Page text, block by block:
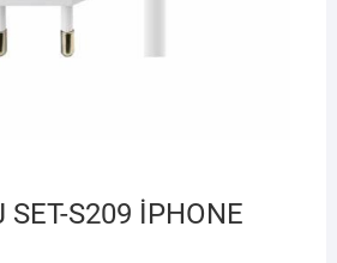
SET-S209 İPHONE